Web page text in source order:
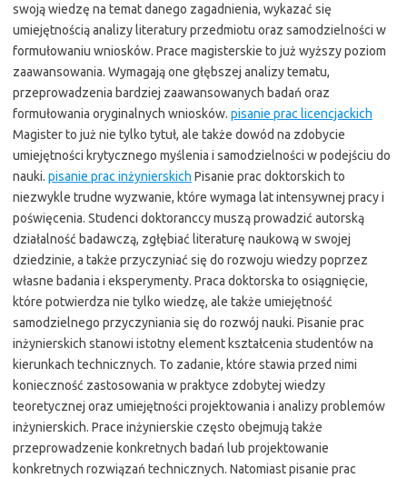
swoją wiedzę na temat danego zagadnienia, wykazać się
umiejętnością analizy literatury przedmiotu oraz samodzielności w
formułowaniu wniosków. Prace magisterskie to już wyższy poziom
zaawansowania. Wymagają one głębszej analizy tematu,
przeprowadzenia bardziej zaawansowanych badań oraz
formułowania oryginalnych wniosków. pisanie prac licencjackich
Magister to już nie tylko tytuł, ale także dowód na zdobycie
umiejętności krytycznego myślenia i samodzielności w podejściu do
nauki. pisanie prac inżynierskich Pisanie prac doktorskich to
niezwykle trudne wyzwanie, które wymaga lat intensywnej pracy i
poświęcenia. Studenci doktoranccy muszą prowadzić autorską
działalność badawczą, zgłębiać literaturę naukową w swojej
dziedzinie, a także przyczyniać się do rozwoju wiedzy poprzez
własne badania i eksperymenty. Praca doktorska to osiągnięcie,
które potwierdza nie tylko wiedzę, ale także umiejętność
samodzielnego przyczyniania się do rozwój nauki. Pisanie prac
inżynierskich stanowi istotny element kształcenia studentów na
kierunkach technicznych. To zadanie, które stawia przed nimi
konieczność zastosowania w praktyce zdobytej wiedzy
teoretycznej oraz umiejętności projektowania i analizy problemów
inżynierskich. Prace inżynierskie często obejmują także
przeprowadzenie konkretnych badań lub projektowanie
konkretnych rozwiązań technicznych. Natomiast pisanie prac